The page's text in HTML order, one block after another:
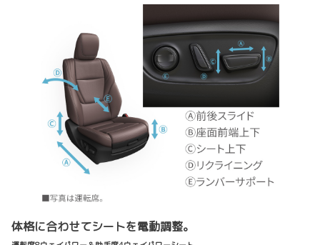
体格に合わせてシートを電動調整。